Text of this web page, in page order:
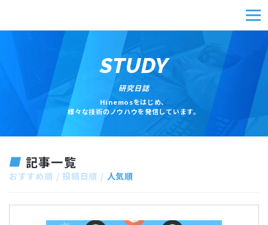
STUDY
研究日誌
Hinemosをはじめ、
様々な技術のノウハウを発信しています。
記事一覧
おすすめ順 投稿日順 人気順